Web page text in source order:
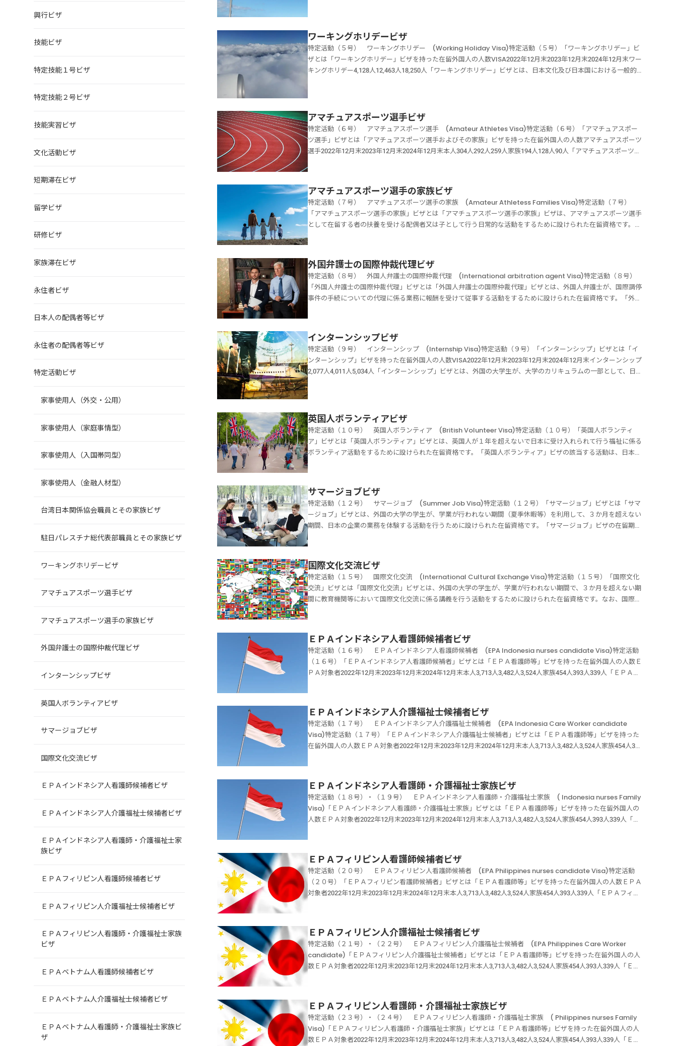
間更新許可の申請を行った時に、「雇用主」の子が１３歳以上になっていたとしても、「雇用主」に変更がなけれ
ば、その後に家庭の事情がなくなったとしても指定された活動に変更は生じないことになり、在留期間の更新許可
が受けれます。しかし、「雇用主」に変更があれば、在留期間の更新の時が「申請び時点において」になります。
「病気等により日常の家事に従事することができない配偶者を有する」とはこの場合、配偶者がけがや疾病になっ
ているだけでなく、配偶者が会社等で社員として仕事をしており、日常的な家事に従事することができない場合も
と。つまり、雇い主たる外国人と家事使用人が、意思疎通が可能であることが求められます。ただし、母国語であ
る必要はなく、日常会話ができる共通言語であれば良いのです。報酬要件とは雇い主としてその家事使用人に対し
て支払う報酬は、月額２０万円以上であることが求められます。年齢要件とは１８歳以上であることが求められま
す。「家事使用人」ビザを申請するために必要な書類は家事使用人ビザの必要書類に記載しています。お問合せフ
は【着手金0円・完全成功報酬制】で、あなたのビザ申請を全力でサポートいたします。
使用人として雇用され、かつ、その者の転居後引き続きその者又はその者が本邦に転居する前に同居していた親族
に個人的使用人として雇用されている者であって、当該高度専門職外国人の負担においてその者と共に本邦から出
国（法第２６条の規定により再入国許可を受けて出国する場合を除く。）することが予定されているものに限
る。）が、月額２０万円以上の報酬を受けて、当該高度専門外国人の家事に従事する活動【特定活動告示２号の
ができる個人的使用人として雇用された１８歳以上であること。月額２０万円以上の報酬をもらうこと当該高度専
門職外国人と共に本邦に転居する場合にあっては、継続して１年以上その者に個人的使用人として雇用されている
者、当該高度専門職外国人と共に本邦に転居しない場合にあっては、その者が本邦に転居するまで継続して１年以
上その者に個人的使用人として雇用され、かつ、その者の転居後引き続きその者又はその者が本邦に転居する前に
要です。日常会話要件とは雇用主が使用する言語により日常会話を行うことができること。つまり、雇い主たる外
国人と家事使用人が、意思疎通が可能であることが求められます。ただし、母国語である必要はなく、日常会話が
できる共通言語であれば良いのです。報酬要件とは雇い主としてその家事使用人に対して支払う報酬は、月額２０
万円以上であることが求められます。年齢要件とは１８歳以上であることが求められます。雇用主と同時期に日本
一緒に日本に入国しない場合雇用主が日本に入国するまでに継続して１年以上高度専門職外国人に個人的使用人と
して雇用され、かつ、雇用主が日本に入国後引き続き雇用する場合、または転居する前に同居していた親族に個人
的使用人として雇用されていた場合であって、当該高度専門職外国人の負担においてその者とともに日本から出国
することが予定されている必要があります。「家事使用人」ビザを申請するために必要な書類は家事使用人ビザの
いたします。
円未満の場合は、申請人以外に家事使用人を雇用していないこと３０００万円以上の場合は、申請人以外に家事使
用人を雇用していないまたは申請人以外に雇用している家事使用人の数が一人であること。「家事使用人である申
請人」の要件は、次の通りです。雇用主が使用する言語により日常会話を行うことができること１８歳以上の者月
額２０万円以上の報酬をもらうこと「第二種金融商品取引業」とは 「第二種金融商品取引業」とは、主要な有価
います。高度専門職外国人の世帯年収１０００万円以上３０００万円未満の場合１人の家事使用人を雇えます。高
度専門職外国人の世帯年収３０００万円以上の場合２人の家事使用人を雇えます。日常会話要件とは雇用主が使用
する言語により日常会話を行うことができること。つまり、雇い主たる外国人と家事使用人が、意思疎通が可能で
あることが求められます。ただし、母国語である必要はなく、日常会話ができる共通言語であれば良いのです。報
酬要件とは雇い主としてその家事使用人に対して支払う報酬は、月額２０万円以上であることが求められます。年
ザ申請を全力でサポートいたします。メッセージは24時間いつでも送信して大丈夫です。03-5937-0958受付時間
10：00～19：00（定休日 土日祝祭日）当事務所は【着手金0円・完全成功報酬制】で、あなたのビザ申請を全力で
サポートいたします。
報酬制】で、あなたのビザ申請を全力でサポートいたします。
員」の家族は、「家族滞在」と範囲が同じです。よって「外交」や「公用」と違い、内縁の配偶者や同性婚の配偶
者は該当しません。「駐日パレスチナ総代表部職員とその家族」ビザの在留期間は、原則５年間になります。ただ
し、予定滞在期間が３年以内の場合は、３年になります。「駐日パレスチナ総代表部職員とその家族」ビザは、次
のような特別な取り扱いが行われます。個人識別情報の提供免除中長期在留者に該当しません。お問合せフォーム
ワーキングホリデービザ
特定活動（５号） ワーキングホリデー (Working Holiday Visa)特定活動（５号）「ワーキングホリデー」ビ
ザとは「ワーキングホリデー」ビザを持った在留外国人の人数VISA2022年12月末2023年12月末2024年12月末ワー
キングホリデー4,128人12,463人18,250人「ワーキングホリデー」ビザとは、日本文化及び日本国における一般的
は、旅行をしながら働けたり、語学の勉強をしながら就労できる在留資格なのです。そのため、二国間協定が締結
されている国の外国人（年齢制限あり）のみ対象になります。ワーキングホリデーができる外国人の国・地域２０
２６年２月現在オーストラリアニュージーランドカナダ韓国フランスドイツ英国アイルランドデンマーク台湾香港
ノルウェーポルトガルポーランドスロバキアオーストリアハンガリースペインアルゼンチンチリアイスランドチェ
せん。また「ワーキングホリデー」から他の就労系の在留資格へ変更は、認められない場合と認められる場合があ
ります。「ワーキングホリデー」ビザ該当する活動「ワーキングホリデー」ビザに該当する活動とは、日本文化及
び日本国における一般的な生活様式を理解するため本邦において一定期間の休暇を過ごす活動上記の活動をするた
めに必要な旅行資金を補うため必要な範囲内の報酬を受ける活動です。ただし風俗営業活動はできません。ワーキ
ん。在留資格認定証明書交付申請または査証申請をする必要があります。ワーキングホリデービザの発給要件上記
の３０か国・地域の国民・住民に対してビザが発給されます。国・地域によって発給要件が違いますが、おおむね
以下のような要件です。上記の３０か国・地域の国民・住民であること。一定期間相手国・地域において主として
休暇を過ごす意図を有すること。ビザの申請時の年齢が１８歳以上３０歳以下であること（※オーストラリア、カ
ナダ、韓国及びアイルランドとの間では１８歳以上２５歳以下ですが、各々の政府当局が認める場合は３０歳以下
の期間に生計を維持するために必要な資金を所持すること。健康であること。以前にワーキング・ホリデー・査証
を発給されたことがないこと（一部の国・地域を除く）。「ワーキングホリデー」ビザの発給は、各国にある最寄
りの日本大使館等にて申請を行ってください。Q 他の在留資格からワーキングホリデービザへ変更できますか？
ワーキングホリデービザは相手国の所在する日本大使館等で発給されるのが前提のビザです。たとえ在留中にワー
円・完全成功報酬制】で、あなたのビザ申請を全力でサポートいたします。
アマチュアスポーツ選手ビザ
特定活動（６号） アマチュアスポーツ選手 (Amateur Athletes Visa)特定活動（６号）「アマチュアスポー
ツ選手」ビザとは「アマチュアスポーツ選手およびその家族」ビザを持った在留外国人の人数アマチュアスポーツ
選手2022年12月末2023年12月末2024年12月末本人304人292人259人家族194人128人90人「アマチュアスポーツ選
雇用されたものが、その機関のために行うアマチュアスポーツの選手としての活動をするために設けられた在留資
格です。そもそもこの「アマチュアスポーツ選手」ビザができた背景には、日本のアマチュアスポーツ界のレベル
の向上のために設けられました。そのため「アマチュアスポーツ選手」ビザを持っている外国人が従事することが
できる報酬を受ける活動の範囲は、雇用された機関のために行うアマチュアスポーツの選手としての活動に限定さ
れます。「アマチュアスポーツ選手」ビザに該当する活動「アマチュアスポーツ選手」ビザの活動できる内容は、
ることとして本邦の公私の機関に雇用されたものが、その機関のために行うアマチュアスポーツの選手としての活
動【特定活動（６号）】アマチュアとはアマチュアとは、収入や報酬を伴うプロとしてのスポーツ活動ではなく、
趣味や余暇としてスポーツを行うことをいいます。アマチュアスポーツ選手の経歴等とはオリンピック大会、世界
選手権大会その他の国際的な競技会に出場したことがある者です。「アマチュアスポーツ選手」ビザは、高度な技
国人を雇用することが求められます。日本の公私の機関と雇用契約を結ぶ必要があります。アマチュアスポーツ選
手の報酬は月額２５万円以上になります。「興行」ビザの在留資格に該当する活動は、興行の形態で行われるスポ
ーツの試合に出場するために雇用されるスポーツ選手が報酬を得て行う場合が該当する点で、「アマチュアスポー
ツ選手」ビザと違います。「特定活動」（告示６号）アマチュアスポーツ選手ビザと「興行」ビザとの違い日本の
スポーツ選手」ビザに該当します。「アマチュアスポーツ選手」ビザを申請するために必要な書類はアマチュアス
ポーツ選手ビザの必要書類に記載しています。お問合せフォーム当事務所は【着手金０円・完全成功報酬制】で、
あなたのビザ申請を全力でサポートいたします。メッセージは24時間いつでも送信して大丈夫です。03-5937-0958
受付時間10：00～19：00（定休日 土日祝祭日）当事務所は【着手金0円・完全成功報酬制】で、あなたのビザ申請
アマチュアスポーツ選手の家族ビザ
特定活動（７号） アマチュアスポーツ選手の家族 (Amateur Athletess Families Visa)特定活動（７号）
「アマチュアスポーツ選手の家族」ビザとは「アマチュアスポーツ選手の家族」ビザは、アマチュアスポーツ選手
として在留する者の扶養を受ける配偶者又は子として行う日常的な活動をするために設けられた在留資格です。
ける配偶者又は子として行う日常的な活動【特定活動（７号）】特定活動告示7号ビザは、アマチュアスポーツ選
手に扶養を受ける家族のためのビザになります。「日常的な活動」には教育機関において教育を受ける活動等も含
まれるが、収入を伴う事業を運営する活動や報酬を受ける活動は含まれないです。アマチュアスポーツ選手に扶養
を受ける者とはアマチュアスポーツ選手に扶養を受ける者とは、次の者になります。配偶者子「配偶者」には、内
縁の者は含まれません。「子」には、成年に達した者及び養子も含まれます。「アマチュアスポーツ選手の家族」
ジは24時間いつでも送信して大丈夫です。03-5937-0958受付時間10：00～19：00（定休日 土日祝祭日）当事務所
は【着手金0円・完全成功報酬制】で、あなたのビザ申請を全力でサポートいたします。
外国弁護士の国際仲裁代理ビザ
特定活動（８号） 外国人弁護士の国際仲裁代理 (International arbitration agent Visa)特定活動（８号）
「外国人弁護士の国際仲裁代理」ビザとは「外国人弁護士の国際仲裁代理」ビザとは、外国人弁護士が、国際調停
事件の手続についての代理に係る業務に報酬を受けて従事する活動をするために設けられた在留資格です。「外国
留期間は、５年、３年、１年又は３月です。「技術・人文知識・国際業務」ビザの対象となるのは、国際仲裁事件
の手続等及び国際調停事件の手続に関する代理に係る業務を、「日本の公私の機関」との契約に基づいて行う場合
になります。日本の公私の機関との契約に基づかない場合は、特定活動告示８号の「外国人弁護士の国際仲裁代
理」ビザに該当します。ただし、報酬を受けて従事することが必要になります。「外国人弁護士の国際仲裁代理」
ビザの該当する活動「外国人弁護士の国際仲裁代理」ビザの該当する活動は、次の通り規定されています。外国弁
国人弁護士の国際仲裁代理」ビザのは、例えば依頼主が外国にあるもではく、かつ「本邦の公私の機関」に該当し
ない単なる「一個人」と契約した場合、「外国弁護士」が日本に入国して在留し仲裁代理活動ができる在留資格で
す。依頼主が外国にあるもではく、かつ「本邦の公私の機関」に該当しない場合特許関係に関する国際仲裁代理を
行わせるために、単なる一個人が外国弁護士と契約した場合などは、「外国人弁護士の国際仲裁代理」ビザに該当
合依頼主が日本にある公私の機関（企業・個人問わず）である場合には、「技術・人文知識・国際業務」ビザに該
当します。「外国弁護士」とは外国弁護士とは、「外国において法律事務を行うことを職務とする者で弁護士に相
当するもの」（外弁法第２条第２号）です。ただし、外弁法第５８条の２にある「外国弁護士」には、外国法務事
務弁護士としての承認を受けた者は含まれません。「外国人弁護士の国際仲裁代理」の在留資格が決定されるため
には、次の立証資料が必要になります。外国において弁護士としての資格を有することを証明する文書国際仲裁代
あなたのビザ申請を全力でサポートいたします。メッセージは24時間いつでも送信して大丈夫です。03-5937-0958
受付時間10：00～19：00（定休日 土日祝祭日）当事務所は【着手金0円・完全成功報酬制】で、あなたのビザ申請
を全力でサポートいたします。
インターンシップビザ
特定活動（９号） インターンシップ (Internship Visa)特定活動（９号）「インターンシップ」ビザとは「イ
ンターンシップ」ビザを持った在留外国人の人数VISA2022年12月末2023年12月末2024年12月末インターンシップ
2,077人4,011人5,034人「インターンシップ」ビザとは、外国の大学生が、大学のカリキュラムの一部として、日本
ップ」ビザに該当することになりました。「インターンシップ」ビザは、一般的に「学生が在学中に自らの専攻、
将来のキャリアに関連した就業体験を行うこと」として想定されていました。しかし、昨今十分な指導体制がない
まま、安価な労働力の確保の手段として多数のインターンシップ生を受け入れる事例が散見されるようになりまし
た。「インターンシップ」ビザは大学教育の一環です。したがって、外国の大学において専攻している科目と関連
する活動期間が６月以上の場合は、「１年」（更新は認められません）です。予定する活動期間が６月以内の場合
は、「６月」になります。「インターンシップ」ビザに該当する活動「インターンシップ」ビザに該当する活動
は、次の通り規定されています。外国の大学の学生（卒業又は修了をした者に対して学位の授与される教育課程に
在籍する者（通信による教育を行う課程に在籍する者を除く。）に限る。）が、当該教育課程の一部として、当該
ーンシップ」ビザの対象となる者とは外国の大学の学生が対象です。具体的には、卒業又は修了した者に対して学
位の授与される教育課程に在籍する者に限ります。学位の授与される教育課程であれば、短期大学、大学院も対象
になります。ただし、通信による教育を行う課程に在籍する者を除きます。日本の公私の機関の業務するのは、外
国の大学の学生になりますが、従事する活動は、学生が在籍する大学と日本の公私の機関との契約に基づいて行う
ことが要件とされています。「当該大学と本邦の公私の機関との間の契約」とは外国の大学と受入れ機関となる本
大学の教育課程の一部として行われることが要件です。１年を超えない期間で、かつ、通算して当該大学の修業年
限の２分の１を超えない期間内であることが必要です。「インターンシップ」ビザの活動とは外国の大学の教育課
程の一部として、外国の大学と日本の公私の機関との契約により、当該機関から「報酬」をうけて業務に従事する
活動になります。ただし、インターンシップにより安価な労働力の供給手段として悪用されることのないような活
す。例えば、「看護師」として業務をする場合は、「看護師」の国家資格があることが求められます。②介護業務
に係るインターンシップの場合介護にかかわるインターンシップをする場合は、介護職種の第１号技能実習にあた
る要件が求められます。インターンシップ生の日本語能力試験はＮ４相当以上の日本語能力が求められます。受入
機関については、インターンシップを行う事業所ごとに１名以上の介護福祉士の資格を有する指導員が配置され、
ーンシップの内容と専攻との関連性についてある程度求められますが、関連性については要件となっていません。
インターンシップの内容がどのように教育課程の一部とし評価されるのかが明らかであればよい程度です。④必要
書類について外国の大学と日本の公私の機関との契約書の写しが必要です。その他の資料は、ガイドラインに規定
する事項が記載されていれば、その資料の提出をすればよい。⑤受け入れ人数枠についてガイドラインに規定する
メッセージは24時間いつでも送信して大丈夫です。03-5937-0958受付時間10：00～19：00（定休日 土日祝祭日）
当事務所は【着手金0円・完全成功報酬制】で、あなたのビザ申請を全力でサポートいたします。
英国人ボランティアビザ
特定活動（１０号） 英国人ボランティア (British Volunteer Visa)特定活動（１０号）「英国人ボランティ
ア」ビザとは「英国人ボランティア」ビザとは、英国人が１年を超えないで日本に受け入れられて行う福祉に係る
ボランティア活動をするために設けられた在留資格です。「英国人ボランティア」ビザの該当する活動は、日本に
だし、「人道上やむを得ない」場合や婚姻したなど「身分関係」を理由とする場合は許可される可能性がありま
す。「英国人ボランティア」ビザの該当する活動「英国人ボランティア」ビザの該当する活動は、次の通り規定さ
れています。日本国政府のグレートブリテン及び北部アイルランド連合王国政府に対するボランティア査証に関す
る口上書の適用を受ける者が、本邦において１年を超えない期間、国若しくは地方公共団体の機関、日本赤十字
社、公益社団法人若しくは公益財団法人、社会福祉法（昭和２６年法律第４５号）第２２条に規定する社会福祉法
ランティア活動【特定活動（１０号）】「英国人ボランティア」ビザの該当する活動は、福祉に係るボランティア
活動です。英国人ボランティアは「１年」を超える活動は認められません。よって「在留期間更新許可申請」は、
不許可になります。英国人ボランティアの対象となる者とは英国人ボランティアの対象となる者とは、日本国政府
のグレートブリテン及び北部アイルランド連合王国政府に対するボランティア査証に関する口上書の適用を受ける
び帰国のための旅行切符又はこのような切符を購入するための十分な資金を所持していること滞在期間中に生計を
維持するための相当な資金を所持していること滞在終了時に日本から出国する意図があること健康であること英国
の医師、 看護師等医療関係資格を所持する者の場合たとえ英国の資格を持っている者であっても、日本の免許を
所持しない者は、日本の免許を所持しない者が行うことが認められない行為は、認められません。「一定の受入機
活動すること」とは無報酬で活動する必要がありますが、日常生活に必要な実費弁償として支払われる費用につい
ては問題ありません。例えば、次のような費用は報酬に含まれません。住居費食費交通費などまたまったく費用を
支給しないのは、日本での生活に支障が生じますので、実費として支払われる諸手当以外に小遣いが支払われる場
合にあっては、週 7, 0 0 0 円程度以内なら、問題ありません。「配偶者又は子を同伴しない者であること」とは配
偶者が本件特定活動をもって入国又は在留する場合を除きます。「有効な旅券及び帰国のための旅行切符又はこの
を維持するための相当な資金を所持していること」とはボランティアで滞在することが求められるので、生活費程
度の資金を持っていることが求められます。「滞在終了時に日本から出国する意図があること」とは英国人ボラン
ティアは「１年」を超える活動は認められませんので、帰国する予定が求められます。「健康であること」とはボ
ランティアで活動をするので、健康であることは当然です。お問合せフォーム当事務所は【着手金０円・完全成功
サマージョブビザ
特定活動（１２号） サマージョブ (Summer Job Visa)特定活動（１２号）「サマージョブ」ビザとは「サマ
ージョブ」ビザとは、外国の大学の学生が、学業が行われない期間（夏季休暇等）を利用して、３か月を超えない
期間、日本の企業の業務を体験する活動を行うために設けられた在留資格です。「サマージョブ」ビザの在留期間
修了をした者に対して学位の授与される教育課程に在籍する者（通信による教育を行う課程に在籍する者を除
く。）に限る。）が、その学業の遂行及び将来の就業に資するものとして、当該大学と本邦の公私の機関との間の
契約に基づき当該機関から報酬を受けて、当該大学における当該者に対する授業が行われない期間で、かつ、３月
を超えない期間内当該大学が指定した当該機関の業務に従事する活動【特定活動（１２号）】「サマージョブ」ビ
ザの対象となる者とは「サマージョブ」ビザの対象となる者は、外国の大学の学生です。卒業又は修了をした者に
の一部として日本の公私の機関に従事することは要件となっていません。つまり、所属する大学の単位の取得に関
係するものであることは必要とされていないのです。「サマージョブ」ビザの滞在期間外国の大学において、授業
が行われない期間で、かつ３月を超えない期間になります。「サマージョブ」ビザの活動内容「サマージョブ」ビ
ザの活動は、学業の遂行及び将来の就業に資するものとして、本国の大学と日本の公私の機関との契約に基づい
契約書の写し処遇を証する書類「サマージョブ」ビザを申請するために必要な書類はサマージョブビザの必要書類
に記載しています。お問合せフォーム当事務所は【着手金０円・完全成功報酬制】で、あなたのビザ申請を全力で
サポートいたします。メッセージは24時間いつでも送信して大丈夫です。03-5937-0958受付時間10：00～19：
00（定休日 土日祝祭日）当事務所は【着手金0円・完全成功報酬制】で、あなたのビザ申請を全力でサポートいた
国際文化交流ビザ
特定活動（１５号） 国際文化交流 (International Cultural Exchange Visa)特定活動（１５号）「国際文化
交流」ビザとは「国際文化交流」ビザとは、外国の大学の学生が、学業が行われない期間で、３か月を超えない期
間に教育機関等において国際文化交流に係る講義を行う活動をするために設けられた在留資格です。なお、国際文
契約に基づき「報酬」を受ける日本の小学校、中学校、高校などにおいて国際文化交流に係る講義を行う「国際文
化交流」ビザの在留期間は、申請人の外国の大学の授業が行われない期間で、かつ、３月を超えない期間です。
「国際文化交流」ビザに該当する活動「国際文化交流」ビザの該当する活動は、次の通り規定されています。 外
国の大学の学生（卒業又は修了した者に対して学位の授与される教育課程に在籍する者（通信による教育を行う課
程に在籍する者を除く。）に限る。）が、別表第４に掲げる要件のいずれにも該当する地方公共団体が実施する国
前期課程を含む。）、中学校（義務教育学校の後期課程を含む。）、高等学校、中等教育学校、特別支援学校、専
修学校又は各種学校において、国際文化交流に係る講義を行う活動【特定活動（１５号）】国際文化交流に係る講
義は、語学の指導や講義形式に制限されません。「国際文化交流」ビザの対象となる者とは「国際文化交流」ビザ
の対象となる者は、外国の大学の学生です。卒業又は修了した者に対して学位の授与される教育課程に在籍する者
事業に参加する必要があります。当該者に対しその在留期間中の住居の提供その他必要な支援を行う体制を整備し
ていること。当該者の出入国及び在留に係る十分な管理を行う体制を整備していること。当該事業において当該者
が講義を行う場所、期間及び報酬を明確に定めていること。そして、日本の公私の機関との契約し、「報酬」を受
けて、小学校、高等学校、中等教育学校、特別支援学校、専修学校または各種学校において、国際文化交流に係る
ポートいたします。メッセージは24時間いつでも送信して大丈夫です。03-5937-0958受付時間10：00～19：
00（定休日 土日祝祭日）当事務所は【着手金0円・完全成功報酬制】で、あなたのビザ申請を全力でサポートいた
します。
ＥＰＡインドネシア人看護師候補者ビザ
特定活動（１６号） ＥＰＡインドネシア人看護師候補者 (EPA Indonesia nurses candidate Visa)特定活動
（１６号）「ＥＰＡインドネシア人看護師候補者」ビザとは「ＥＰＡ看護師等」ビザを持った在留外国人の人数Ｅ
ＰＡ対象者2022年12月末2023年12月末2024年12月末本人3,713人3,482人3,524人家族454人393人339人「ＥＰＡイ
ための研修を受け、国家資格取得後は引き続き日本において就労するために設けられた在留資格です。在留期間
は、看護師および介護福祉士の各候補者は１年になります。「ＥＰＡインドネシア人看護師候補者」ビザは、平成
２０年７月１日 「経済上の連携に関する日本国とインドネシア共和国との間の協定」（日尼ＥＰＡ）が発効した
のを機に創設された在留資格です。EPAの枠組みによるインドネシア人の受入れについて日本国側は、社団法人国
際厚生事業団（JICWELS）が受入れの調整機関となります。インドネシア国側は、インドネシアの政府関係機関
件を満たすインドネシア人である必要があります。次のいずれかの期間に看護師としての資格を与えられた者であ
ることa インドネシア人看護師候補者として在留中の間b インドネシア人看護師候補者として在留の後本邦の
公私の機関との契約に基づき、看護師としての業務に従事しようとするものであること「ＥＰＡインドネシア人看
護師候補者」ビザの内容とは「ＥＰＡインドネシア人看護師候補者」ビザは、一定の要件を満たす者が、一定の要
Ａ看護師等（フィリピン人・ベトナム人就学介護福祉士候補者を除く）については受入機関との雇用契約を締結し
ていることまあ同じ病院・施設等で同様の業務に従事する日本人と同等以上の報酬を受けること「ＥＰＡインドネ
シア人看護師候補者」ビザの滞在期間インドネシア人看護師候補者は、在留期間は１年です。在留期間更新許可を
最大２回受けることが可能。その間に看護師国家試験を最大３回受験することができます。「ＥＰＡインドネシア
します。メッセージは24時間いつでも送信して大丈夫です。03-5937-0958受付時間10：00～19：00（定休日 土日
祝祭日）当事務所は【着手金0円・完全成功報酬制】で、あなたのビザ申請を全力でサポートいたします。
ＥＰＡインドネシア人介護福祉士候補者ビザ
特定活動（１７号） ＥＰＡインドネシア人介護福祉士候補者 (EPA Indonesia Care Worker candidate
Visa)特定活動（１７号）「ＥＰＡインドネシア人介護福祉士候補者」ビザとは「ＥＰＡ看護師等」ビザを持った
在留外国人の人数ＥＰＡ対象者2022年12月末2023年12月末2024年12月末本人3,713人3,482人3,524人家族454人393
ら、介護福祉士の国家資格を取得するための研修を受け、国家資格取得後は引き続き日本において就労するために
設けられた在留資格です。在留期間は、介護福祉士の候補者は１年になります。「ＥＰＡインドネシア人介護福祉
士候補者」ビザは、平成２０年７月１日 「経済上の連携に関する日本国とインドネシア共和国との間の協定」
（日尼ＥＰＡ）が発効したのを機に創設された在留資格です。ＥＰＡの枠組みによるインドネシア人の受入れにつ
いて日本国側は、社団法人国際厚生事業団（JICWELS）が受入れの調整機関となります。インドネシア国側は、
いては、訪問系介護サービスに従事することはできません。※国家資格取得後のＥＰＡインドネシア人人介護福祉
士は訪問系介護サービスに従事することができます。またＥＰＡの枠組みの受け入れは、国内労働市場への影響を
考慮して、年度ごとに受け入れ枠（年間の最大受入人数）が設けられています。インドネシア人介護福祉士となる
ためには次の両方の要件を満たすインドネシア人である必要があります。次のいずれかの期間に看護師としての資
の要件を満たす者が、一定の要件を満たす病院・施設等で二国間の経済連携協定の適用を受けるインドネシア人介
護福祉士候補者として就労しながら、介護福祉士の国家資格を取得するための研修を受け、国家資格取得後は引き
続き日本において就労することを目的するために設けられた在留資格です。「ＥＰＡインドネシア人介護福祉士候
補者」ビザの滞在期間インドネシア介護福祉士候補者は、在留期間は１年です。在留期間更新許可を最大３回受け
ＥＰＡ看護師等（フィリピン人・ベトナム人就学介護福祉士候補者を除く）については受入機関との雇用契約を締
結していることまあ同じ病院・施設等で同様の業務に従事する日本人と同等以上の報酬を受けること「ＥＰＡイン
ドネシア人介護福祉士候補者」ビザを申請するために必要な書類はEPA看護師・介護福祉士候補者ビザの必要書類
に記載しています。お問合せフォーム当事務所は【着手金０円・完全成功報酬制】で、あなたのビザ申請を全力で
ＥＰＡインドネシア人看護師・介護福祉士家族ビザ
特定活動（１８号）・（１９号） ＥＰＡインドネシア人看護師・介護福祉士家族 ( Indonesia nurses Family
Visa)「ＥＰＡインドネシア人看護師・介護福祉士家族」ビザとは「ＥＰＡ看護師等」ビザを持った在留外国人の
人数ＥＰＡ対象者2022年12月末2023年12月末2024年12月末本人3,713人3,482人3,524人家族454人393人339人「Ｅ
人看護師・介護福祉士家族」ビザは、ＥＰＡインドネシア人看護師・介護福祉士の家族を呼び寄せる在留資格にな
ります。特定活動（１８号）ＥＰＡインドネシア人看護師家族「ＥＰＡインドネシア人看護師家族」ビザとは、イ
ンドネシア人看護師と同居し、その扶養を受ける配偶者または子として日常的な活動を行うために設けられた在留
資格になります。「ＥＰＡインドネシア人看護師家族」ビザは、インドネシア人看護師の家族を呼び寄せるビザに
なります。家族を日本に呼ぶには、看護師としての活動を行っている者のみであり、ＥＰＡ看護師候補者は、家族
活動配偶者には、内縁者や同性婚は認められません。子は、成年に達した者や養子も含まれます。扶養者となれる
のは、日本の国家資格を取得し、ＥＰＡ看護師としての活動を行っている者だけになります。よって、ＥＰＡ看護
師候補者では、扶養者になれません。特定活動（１９号）ＥＰＡインドネシア人介護福祉士家族「ＥＰＡインドネ
シア人介護福祉士家族」ビザは、インドネシア介護福祉士の家族が一緒に日本で滞在できるビザになります。家族
常的な活動配偶者には、内縁者や同性婚は認められません。子は、成年に達した者や養子も含まれます。扶養者と
なれるのは、日本の国家資格を取得し、ＥＰＡ介護福祉士としての活動を行っている者だけになります。よって、
ＥＰＡ介護福祉士候補者では、扶養者になれません。「ＥＰＡインドネシア人看護師・介護福祉士家族」ビザを申
請するために必要な書類は「ＥＰＡインドネシア人看護師・介護福祉士家族」ビザの必要書類に記載しています。
ＥＰＡフィリピン人看護師候補者ビザ
特定活動（２０号） ＥＰＡフィリピン人看護師候補者 (EPA Philippines nurses candidate Visa)特定活動
（２０号）「ＥＰＡフィリピン看護師候補者」ビザとは「ＥＰＡ看護師等」ビザを持った在留外国人の人数ＥＰＡ
対象者2022年12月末2023年12月末2024年12月末本人3,713人3,482人3,524人家族454人393人339人「ＥＰＡフィリ
を受け、国家資格取得後は引き続き日本において就労するために設けられた在留資格です。「ＥＰＡフィリピン人
看護師候補者」ビザの在留期間は、看護師および介護福祉士の各候補者は１年になります。「ＥＰＡフィリピン人
看護師候補者」ビザは、平成２０年１２月１１日、 「経済上の連携に関する日本国とフィリピン共和国との間の
協定」（日比ＥＰＡ）発効したのを機に創設された在留資格です。EPAの枠組みによるフィリピン人の受入れにつ
いて日本国側は、社団法人国際厚生事業団（JICWELS）が受入れの調整機関となります。フィリピン国側は、フ
訪問系介護サービスに従事することはできませんが、国家資格取得後のＥＰＡフィリピン人介護福祉士は訪問系介
護サービスに従事することができます。日比ＥＰＡにおいては、介護福祉士養成施設に入学し、所定の養成課程を
修了することによって介護福祉士の国家資格を取得する就学コースが設けられています。またＥＰＡの枠組みの受
け入れは、国内労働市場への影響を考慮して、年度ごとに受け入れ枠（年間の最大受入人数）が設けられていま
ＥＰＡフィリピン人介護福祉士候補者ビザ
特定活動（２１号）・（２２号） ＥＰＡフィリピン人介護福祉士候補者 (EPA Philippines Care Worker
candidate)「ＥＰＡフィリピン人介護福祉士候補者」ビザとは「ＥＰＡ看護師等」ビザを持った在留外国人の人
数ＥＰＡ対象者2022年12月末2023年12月末2024年12月末本人3,713人3,482人3,524人家族454人393人339人「ＥＰ
格を取得するための研修を受け、国家資格取得後は引き続き日本において就労するために設けられた在留資格で
す。「ＥＰＡフィリピン人介護福祉士候補者」ビザの在留期間は、看護師および介護福祉士は３年、各候補者は１
年になります。「ＥＰＡフィリピン人介護福祉士候補者」ビザは、平成２０年１２月１１日、 「経済上の連携に関
する日本国とフィリピン共和国との間の協定」（日比ＥＰＡ）発効したのを機に創設された在留資格です。ＥＰＡ
の枠組みによるフィリピン人の受入れについて日本国側は、社団法人国際厚生事業団（JICWELS）が受入れの調
ＥＰＡフィリピン人看護師・介護福祉士家族ビザ
特定活動（２３号）・（２４号） ＥＰＡフィリピン人看護師・介護福祉士家族 ( Philippines nurses Family
Visa)「ＥＰＡフィリピン人看護師・介護福祉士家族」ビザとは「ＥＰＡ看護師等」ビザを持った在留外国人の人
数ＥＰＡ対象者2022年12月末2023年12月末2024年12月末本人3,713人3,482人3,524人家族454人393人339人「ＥＰ
興行ビザ
技能ビザ
特定技能１号ビザ
特定技能２号ビザ
技能実習ビザ
文化活動ビザ
短期滞在ビザ
留学ビザ
研修ビザ
家族滞在ビザ
永住者ビザ
日本人の配偶者等ビザ
永住者の配偶者等ビザ
特定活動ビザ
家事使用人（外交・公用）
家事使用人（家庭事情型）
家事使用人（入国帯同型）
家事使用人（金融人材型）
台湾日本関係協会職員とその家族ビザ
駐日パレスチナ総代表部職員とその家族ビザ
ワーキングホリデービザ
アマチュアスポーツ選手ビザ
アマチュアスポーツ選手の家族ビザ
外国弁護士の国際仲裁代理ビザ
インターンシップビザ
英国人ボランティアビザ
サマージョブビザ
国際文化交流ビザ
ＥＰＡインドネシア人看護師候補者ビザ
ＥＰＡインドネシア人介護福祉士候補者ビザ
ＥＰＡインドネシア人看護師・介護福祉士家
族ビザ
ＥＰＡフィリピン人看護師候補者ビザ
ＥＰＡフィリピン人介護福祉士候補者ビザ
ＥＰＡフィリピン人看護師・介護福祉士家族
ビザ
ＥＰＡベトナム人看護師候補者ビザ
ＥＰＡベトナム人介護福祉士候補者ビザ
ＥＰＡベトナム人看護師・介護福祉士家族ビ
ザ